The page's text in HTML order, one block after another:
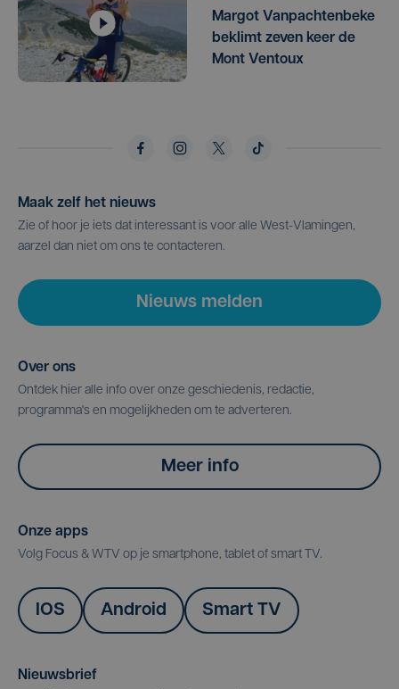
Margot Vanpachtenbeke
beklimt zeven keer de
Mont Ventoux
Maak zelf het nieuws
Zie of hoor je iets dat interessant is voor alle West-Vlamingen,
aarzel dan niet om ons te contacteren.
Nieuws melden
Over ons
Ontdek hier alle info over onze geschiedenis, redactie,
programma's en mogelijkheden om te adverteren.
Meer info
Onze apps
Volg Focus & WTV op je smartphone, tablet of smart TV.
IOS Android Smart TV
Nieuwsbrief